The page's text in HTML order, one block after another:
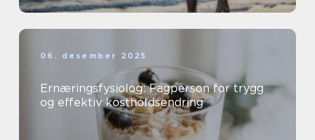
06. desember 2025
Ernæringsfysiolog: Fagperson for trygg
og effektiv kostholdsendring